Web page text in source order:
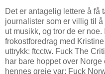
Det er antagelig lettere å få
journalister som er villig til
ut musikk, og tror de er
frokostforedrag med
uttrykk: ftcctw. Fuck The
har bare hoppet over
hennes greie var: Fuck